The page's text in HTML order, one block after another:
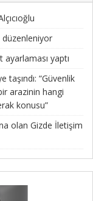
düzenleniyor
yaptı
taşındı: “Güvenlik
arazinin hangi
konusu”
olan Gizde İletişim